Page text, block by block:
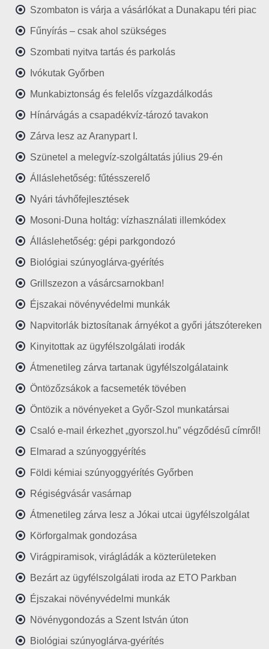
Szombaton is várja a vásárlókat a Dunakapu téri piac
Fűnyírás – csak ahol szükséges
Szombati nyitva tartás és parkolás
Ivókutak Győrben
Munkabiztonság és felelős vízgazdálkodás
Hínárvágás a csapadékvíz-tározó tavakon
Zárva lesz az Aranypart I.
Szünetel a melegvíz-szolgáltatás július 29-én
Álláslehetőség: fűtésszerelő
Nyári távhőfejlesztések
Mosoni-Duna holtág: vízhasználati illemkódex
Álláslehetőség: gépi parkgondozó
Biológiai szúnyoglárva-gyérítés
Grillszezon a vásárcsarnokban!
Éjszakai növényvédelmi munkák
Napvitorlák biztosítanak árnyékot a győri játszótereken
Kinyitottak az ügyfélszolgálati irodák
Átmenetileg zárva tartanak ügyfélszolgálataink
Öntözőzsákok a facsemeték tövében
Öntözik a növényeket a Győr-Szol munkatársai
Csaló e-mail érkezhet „gyorszol.hu” végződésű címről!
Elmarad a szúnyoggyérítés
Földi kémiai szúnyoggyérítés Győrben
Régiségvásár vasárnap
Átmenetileg zárva lesz a Jókai utcai ügyfélszolgálat
Körforgalmak gondozása
Virágpiramisok, virágládák a közterületeken
Bezárt az ügyfélszolgálati iroda az ETO Parkban
Éjszakai növényvédelmi munkák
Növénygondozás a Szent István úton
Biológiai szúnyoglárva-gyérítés